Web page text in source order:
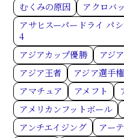
むくみの原因
アクロバ
アサヒスーパードライ パ
4
アジアカップ優勝
アジ
アジア王者
アジア選手権
アマチュア
アメフト
アメリカンフットボール
アンチエイジング
アー